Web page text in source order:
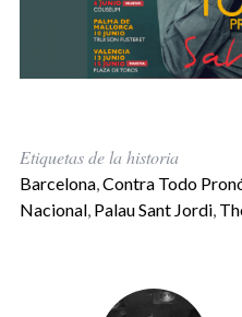
Etiquetas de la historia
Barcelona,Contra Todo
Nacional, Palau Sant Jordi,